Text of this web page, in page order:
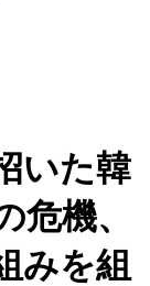
いた韓
危機、
みを組